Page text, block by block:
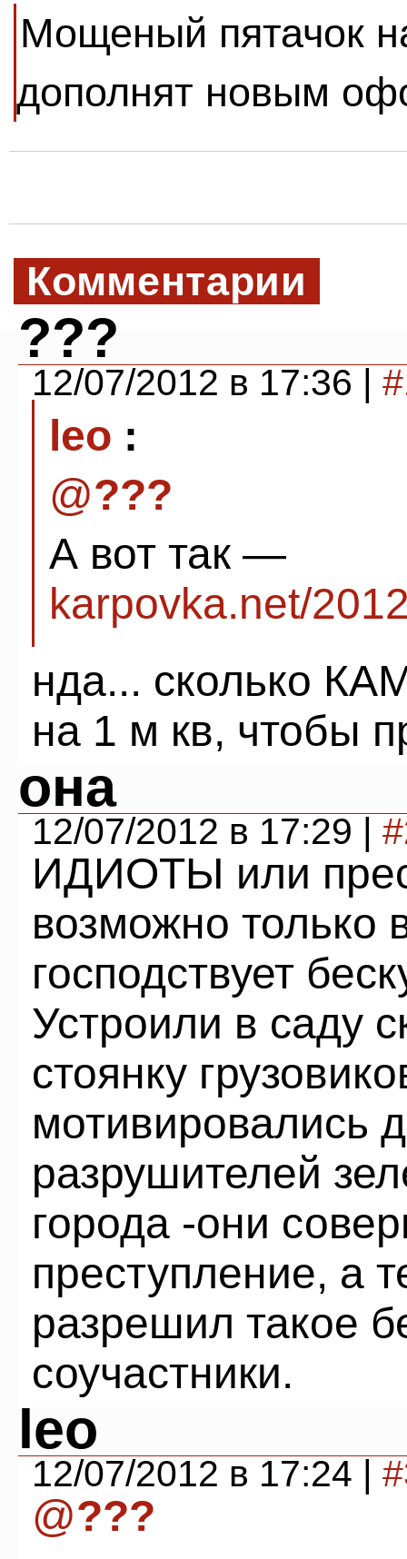
Мощеный пятачок
дополнят новым
Комментарии
???
12/07/2012 в 17:36 |
leo :
@???
А вот так —
karpovka.net/
нда... сколько
на 1 м кв, чтобы
она
12/07/2012 в 17:29 |
ИДИОТЫ или
возможно только
господствует
Устроили в саду
стоянку
мотивировались
разрушителей
города -они
преступление, а
разрешил такое
соучастники.
leo
12/07/2012 в 17:24 |
@???